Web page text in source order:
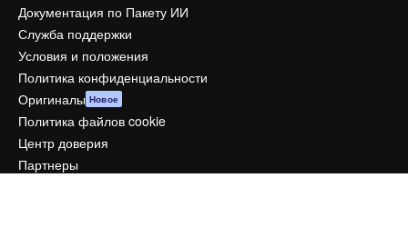
Документация по Пакету ИИ
Служба поддержки
Условия и положения
Политика конфиденциальности
Оригиналы Новое
Политика файлов cookie
Центр доверия
Партнеры